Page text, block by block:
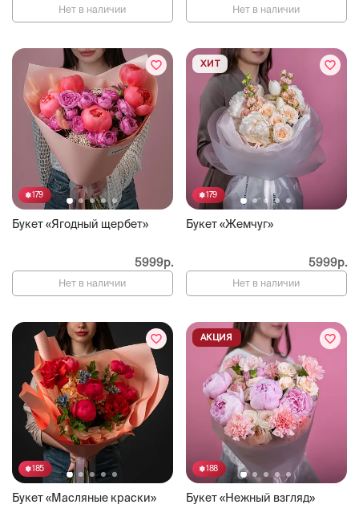
Нет в наличии Нет в наличии
179
Букет «Ягодный щербет»
5999р.
Нет в наличии
179
Букет «Жемчуг»
ХИТ
5999р.
Нет в наличии
185
Букет «Масляные краски»
188
Букет «Нежный взгляд»
АКЦИЯ